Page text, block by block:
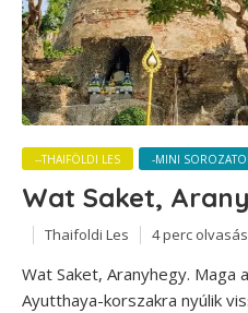
--THAIFÖLDI LES -MINI
Wat Saket,
Thaifoldi Les 4 perc olvasás
Wat Saket, Aranyhegy.
Ayutthaya-korszakra nyúlik